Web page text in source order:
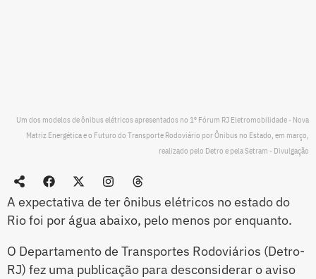
Um dos modelos de ônibus elétricos apresentados no 1º Fórum RJ Eletromobilidade - Nova
Matriz Energética e o Futuro do Transporte Rodoviário por Ônibus no Estado, em março,
realizado pelo Detro e pela Setram - Divulgação
A expectativa de ter ônibus elétricos no estado do
Rio foi por água abaixo, pelo menos por enquanto.
O Departamento de Transportes Rodoviários (Detro-
RJ) fez uma publicação para desconsiderar o aviso